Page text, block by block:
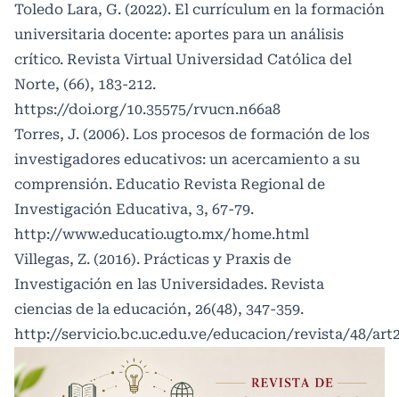
Toledo Lara, G. (2022). El currículum en la formación
universitaria docente: aportes para un análisis
crítico. Revista Virtual Universidad Católica del
Norte, (66), 183-212.
https://doi.org/10.35575/rvucn.n66a8
Torres, J. (2006). Los procesos de formación de los
investigadores educativos: un acercamiento a su
comprensión. Educatio Revista Regional de
Investigación Educativa, 3, 67-79.
http://www.educatio.ugto.mx/home.html
Villegas, Z. (2016). Prácticas y Praxis de
Investigación en las Universidades. Revista
ciencias de la educación, 26(48), 347-359.
http://servicio.bc.uc.edu.ve/educacion/revista/48/